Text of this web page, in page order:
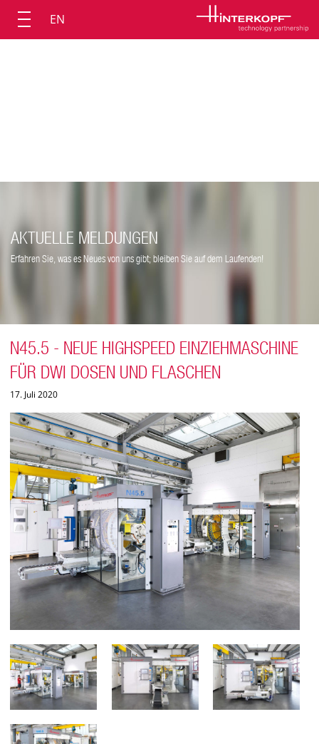
EN
AKTUELLE MELDUNGEN
Erfahren Sie, was es Neues von uns gibt; bleiben Sie auf dem Laufenden!
N45.5 - NEUE HIGHSPEED EINZIEHMASCHINE
FÜR DWI DOSEN UND FLASCHEN
17. Juli 2020